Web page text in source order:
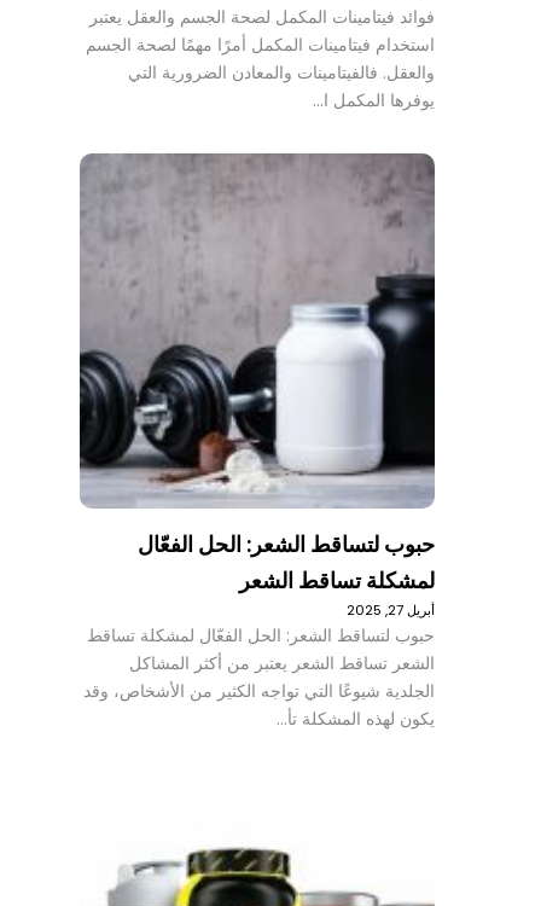
فوائد فيتامينات المكمل لصحة الجسم والعقل يعتبر
استخدام فيتامينات المكمل أمرًا مهمًا لصحة الجسم
والعقل. فالفيتامينات والمعادن الضرورية التي
يوفرها المكمل ا…
حبوب لتساقط الشعر: الحل الفعّال
لمشكلة تساقط الشعر
أبريل 27, 2025
حبوب لتساقط الشعر: الحل الفعّال لمشكلة تساقط
الشعر تساقط الشعر يعتبر من أكثر المشاكل
الجلدية شيوعًا التي تواجه الكثير من الأشخاص، وقد
يكون لهذه المشكلة تأ…